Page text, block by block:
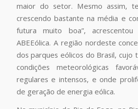
maior do setor. Mesmo assim,
crescendo bastante na média e
futura muito boa”,
ABEEólica. A região nordeste
dos parques eólicos do Brasil,
condições meteorológicas
regulares e intensos, e onde
de geração de energia eólica.